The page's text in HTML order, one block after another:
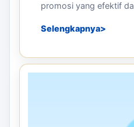
promosi yang efektif
Selengkapnya